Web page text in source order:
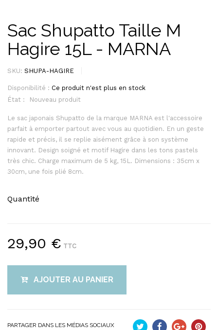
Sac Shupatto Taille M
Hagire 15L - MARNA
SKU: SHUPA-HAGIRE
Disponibilité : Ce produit n'est plus en stock
État :
Nouveau produit
Le sac japonais Shupatto de la marque MARNA est l'accessoire
parfait à emporter partout avec vous au quotidien. En un geste
rapide et précis, il se replie aisément grâce à son système
innovant. Design soigné et motif Hagire dans les tons pastels
très chic. Charge maximum de 5 kg, 15L. Dimensions : 35cm x
30cm, une fois plié 8cm.
Quantité
29,90 € TTC
AJOUTER AU PANIER
PARTAGER DANS LES MÉDIAS SOCIAUX